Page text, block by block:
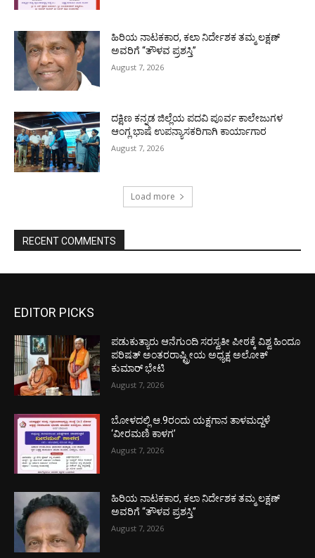
ಹಿರಿಯ ನಾಟಕಕಾರ, ಕಲಾ ನಿರ್ದೇಶಕ ತಮ್ಮ ಲಕ್ಷಣ್
ಅವರಿಗೆ “ತೌಳವ ಪ್ರಶಸ್ತಿ”
August 7, 2026
ದಕ್ಷಿಣ ಕನ್ನಡ ಜಿಲ್ಲೆಯ ಪದವಿ ಪೂರ್ವ ಕಾಲೇಜುಗಳ
ಆಂಗ್ಲ ಭಾಷೆ ಉಪನ್ಯಾಸಕರಿಗಾಗಿ ಕಾರ್ಯಾಗಾರ
August 7, 2026
Load more
RECENT COMMENTS
EDITOR PICKS
ಪಡುಕುತ್ಯಾರು ಆನೆಗುಂದಿ ಸರಸ್ವತೀ ಪೀಠಕ್ಕೆ ವಿಶ್ವ ಹಿಂದೂ
ಪರಿಷತ್ ಅಂತರರಾಷ್ಟ್ರೀಯ ಅಧ್ಯಕ್ಷ ಅಲೋಕ್
ಕುಮಾರ್ ಭೇಟಿ
August 7, 2026
ಬೋಳದಲ್ಲಿ ಆ.9ರಂದು ಯಕ್ಷಗಾನ ತಾಳಮದ್ದಳೆ
‘ವೀರಮಣಿ ಕಾಳಗ’
August 7, 2026
ಹಿರಿಯ ನಾಟಕಕಾರ, ಕಲಾ ನಿರ್ದೇಶಕ ತಮ್ಮ ಲಕ್ಷಣ್
ಅವರಿಗೆ “ತೌಳವ ಪ್ರಶಸ್ತಿ”
August 7, 2026